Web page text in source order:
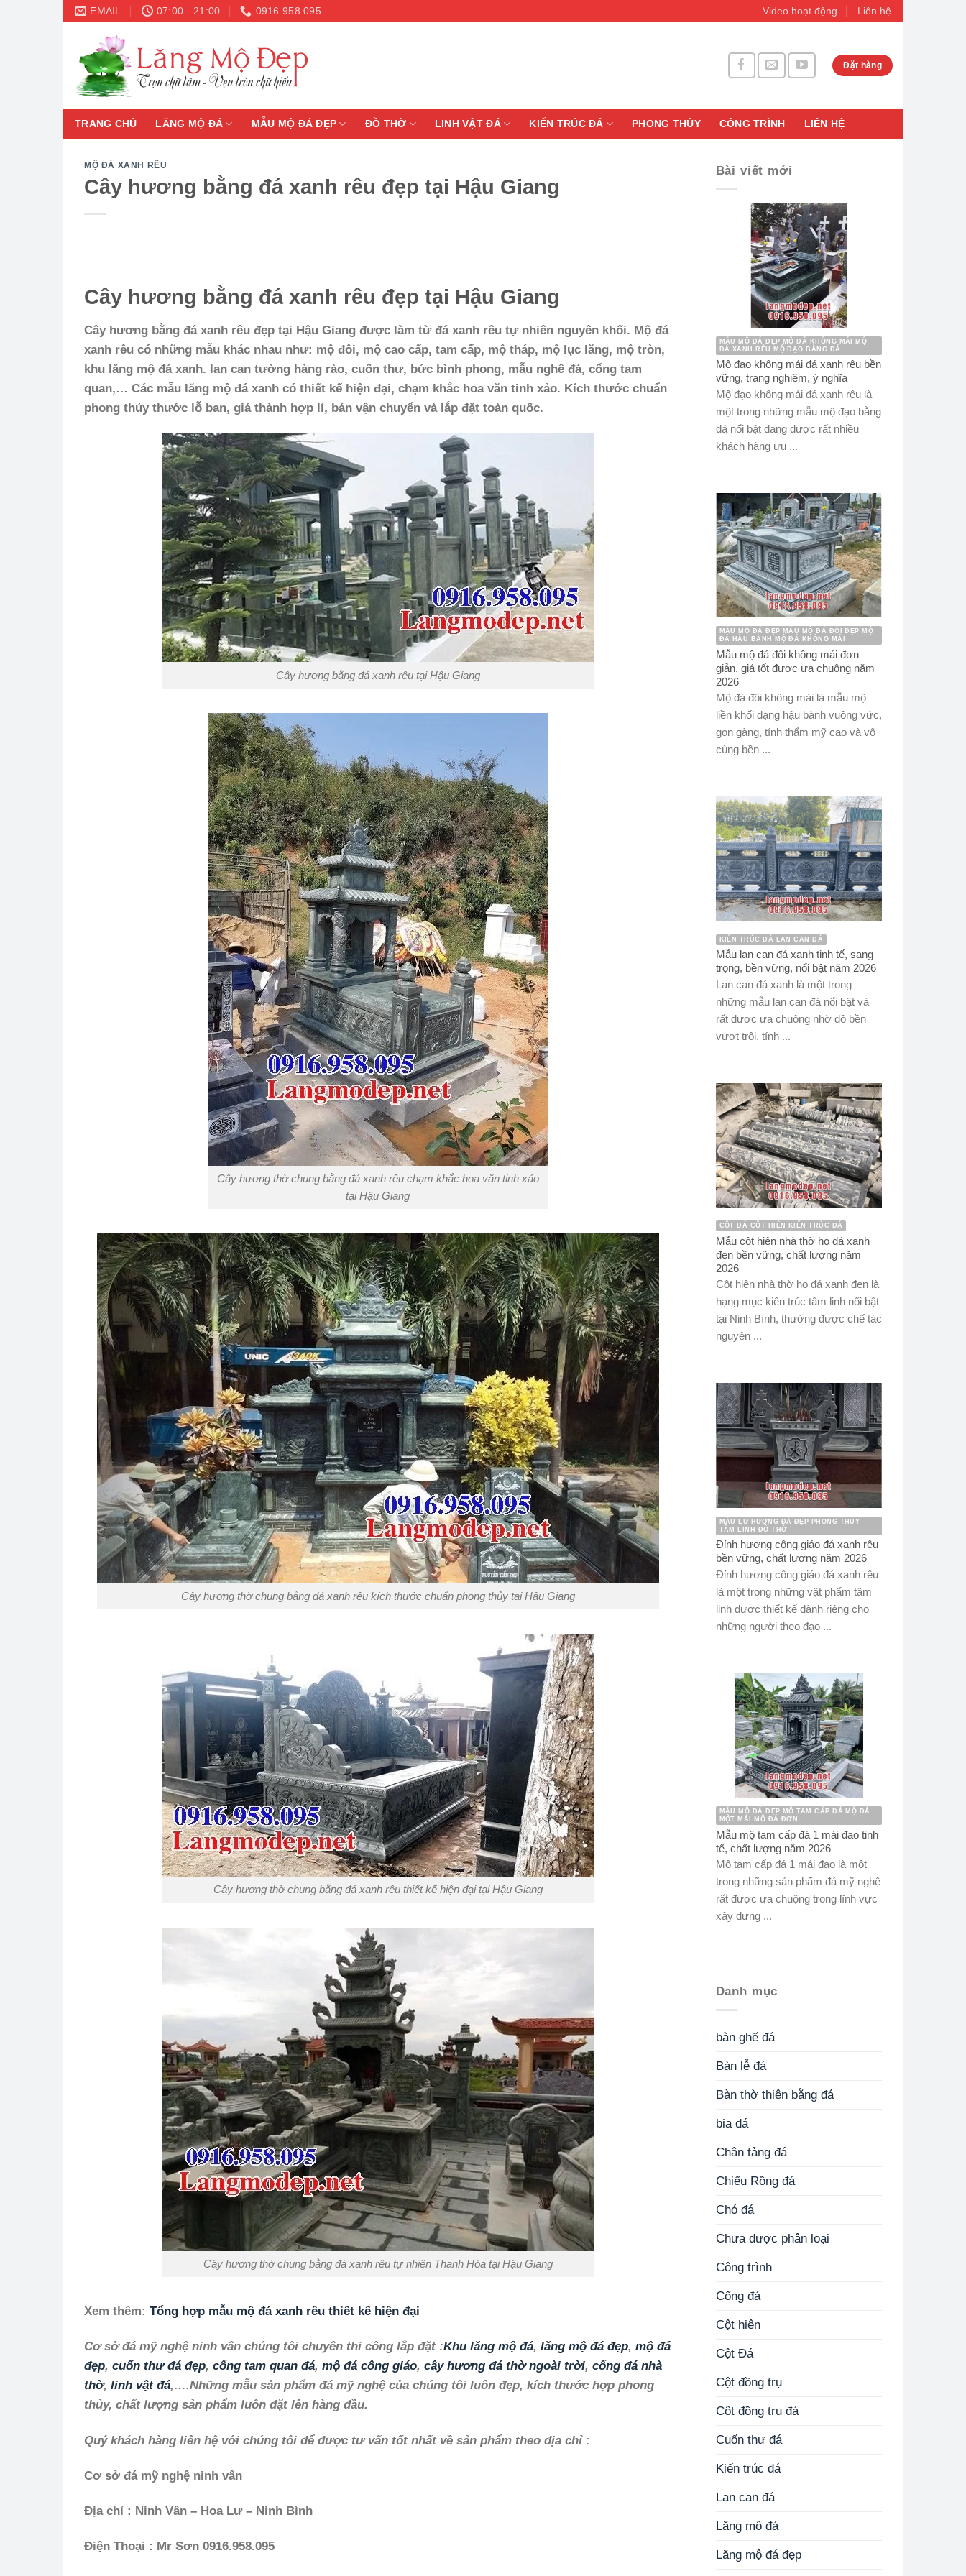
Skip
content
EMAIL 07:00 - 21:00 0916.958.095 Video hoạt động Liên hệ
Đặt hàng
TRANG CHỦ LĂNG MỘ ĐÁ MẪU MỘ ĐÁ ĐẸP ĐỒ THỜ LINH VẬT ĐÁ KIẾN TRÚC ĐÁ PHONG THỦY CÔNG TRÌNH LIÊN HỆ
MỘ ĐÁ XANH RÊU
Cây hương bằng đá xanh rêu đẹp tại Hậu Giang
Cây hương bằng đá xanh rêu đẹp tại Hậu Giang
Cây hương bằng đá xanh rêu đẹp tại Hậu Giang được làm từ đá xanh rêu tự nhiên nguyên khối. Mộ đá
xanh rêu có những mẫu khác nhau như: mộ đôi, mộ cao cấp, tam cấp, mộ tháp, mộ lục lăng, mộ tròn,
khu lăng mộ đá xanh. lan can tường hàng rào, cuốn thư, bức bình phong, mẫu nghê đá, cổng tam
quan,… Các mẫu lăng mộ đá xanh có thiết kế hiện đại, chạm khắc hoa văn tinh xảo. Kích thước chuẩn
phong thủy thước lỗ ban, giá thành hợp lí, bán vận chuyển và lắp đặt toàn quốc.
Cây hương bằng đá xanh rêu tại Hậu Giang
Cây hương thờ chung bằng đá xanh rêu chạm khắc hoa văn tinh xảo
tại Hậu Giang
Cây hương thờ chung bằng đá xanh rêu kích thước chuẩn phong thủy tại Hậu Giang
Cây hương thờ chung bằng đá xanh rêu thiết kế hiện đại tại Hậu Giang
Cây hương thờ chung bằng đá xanh rêu tự nhiên Thanh Hóa tại Hậu Giang
Xem thêm: Tổng hợp mẫu mộ đá xanh rêu thiết kế hiện đại
Cơ sở đá mỹ nghệ ninh vân chúng tôi chuyên thi công lắp đặt :Khu lăng mộ đá, lăng mộ đá đẹp, mộ đá
đẹp, cuốn thư đá đẹp, cổng tam quan đá, mộ đá công giáo, cây hương đá thờ ngoài trời, cổng đá nhà
thờ, linh vật đá,….Những mẫu sản phẩm đá mỹ nghệ của chúng tôi luôn đẹp, kích thước hợp phong
thủy, chất lượng sản phẩm luôn đặt lên hàng đầu.
Quý khách hàng liên hệ với chúng tôi để được tư vấn tốt nhất về sản phẩm theo địa chỉ :
Cơ sở đá mỹ nghệ ninh vân
Địa chỉ : Ninh Vân – Hoa Lư – Ninh Bình
Điện Thoại : Mr Sơn 0916.958.095
Bài viết mới
MẪU MỘ ĐÁ ĐẸP MỘ ĐÁ KHÔNG MÁI MỘ
ĐÁ XANH RÊU MỘ ĐẠO BẰNG ĐÁ
Mộ đạo không mái đá xanh rêu bền
vững, trang nghiêm, ý nghĩa
Mộ đạo không mái đá xanh rêu là
một trong những mẫu mộ đạo bằng
đá nổi bật đang được rất nhiều
khách hàng ưu ...
MẪU MỘ ĐÁ ĐẸP MẪU MỘ ĐÁ ĐÔI ĐẸP MỘ
ĐÁ HẬU BÀNH MỘ ĐÁ KHÔNG MÁI
Mẫu mộ đá đôi không mái đơn
giản, giá tốt được ưa chuộng năm
2026
Mộ đá đôi không mái là mẫu mộ
liền khối dạng hậu bành vuông vức,
gọn gàng, tính thẩm mỹ cao và vô
cùng bền ...
KIẾN TRÚC ĐÁ LAN CAN ĐÁ
Mẫu lan can đá xanh tinh tế, sang
trọng, bền vững, nổi bật năm 2026
Lan can đá xanh là một trong
những mẫu lan can đá nổi bật và
rất được ưa chuộng nhờ độ bền
vượt trội, tính ...
CỘT ĐÁ CỘT HIÊN KIẾN TRÚC ĐÁ
Mẫu cột hiên nhà thờ họ đá xanh
đen bền vững, chất lượng năm
2026
Cột hiên nhà thờ họ đá xanh đen là
hạng mục kiến trúc tâm linh nổi bật
tại Ninh Bình, thường được chế tác
nguyên ...
MẪU LƯ HƯƠNG ĐÁ ĐẸP PHONG THỦY
TÂM LINH ĐỒ THỜ
Đỉnh hương công giáo đá xanh rêu
bền vững, chất lượng năm 2026
Đỉnh hương công giáo đá xanh rêu
là một trong những vật phẩm tâm
linh được thiết kế dành riêng cho
những người theo đạo ...
MẪU MỘ ĐÁ ĐẸP MỘ TAM CẤP ĐÁ MỘ ĐÁ
MỘT MÁI MỘ ĐÁ ĐƠN
Mẫu mộ tam cấp đá 1 mái đao tinh
tế, chất lượng năm 2026
Mộ tam cấp đá 1 mái đao là một
trong những sản phẩm đá mỹ nghệ
rất được ưa chuộng trong lĩnh vực
xây dựng ...
Danh mục
bàn ghế đá
Bàn lễ đá
Bàn thờ thiên bằng đá
bia đá
Chân tảng đá
Chiếu Rồng đá
Chó đá
Chưa được phân loại
Công trình
Cổng đá
Cột hiên
Cột Đá
Cột đồng trụ
Cột đồng trụ đá
Cuốn thư đá
Kiến trúc đá
Lan can đá
Lăng mộ đá
Lăng mộ đá đẹp